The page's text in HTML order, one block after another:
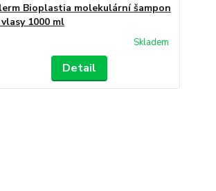
Bioplastia molekulární šampon
1000 ml
Skladem
Detail